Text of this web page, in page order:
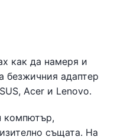
как да намеря и
безжичния адаптер
Acer и Lenovo.
компютър,
същата. На